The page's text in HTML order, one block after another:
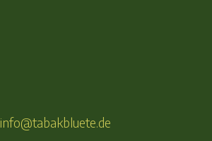
info@tabakbluete.de